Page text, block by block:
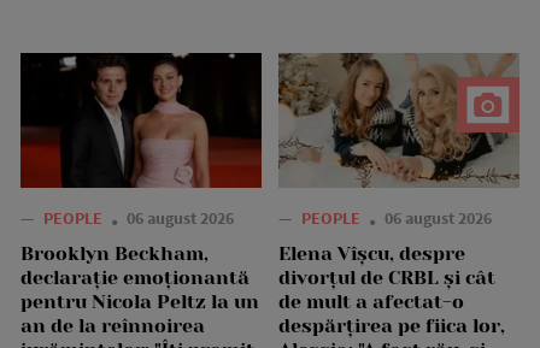
— PEOPLE 06 august 2026
Brooklyn Beckham,
declarație emoționantă
pentru Nicola Peltz la un
an de la reînnoirea
— PEOPLE 06 august 2026
Elena Vîșcu, despre
divorțul de CRBL și cât
de mult a afectat-o
despărțirea pe fiica lor,